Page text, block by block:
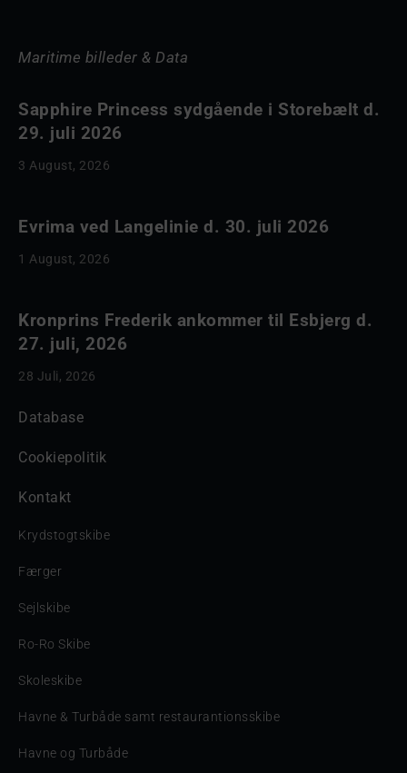
Maritime billeder & Data
Sapphire Princess sydgående i Storebælt d.
29. juli 2026
3 August, 2026
Evrima ved Langelinie d. 30. juli 2026
1 August, 2026
Kronprins Frederik ankommer til Esbjerg d.
27. juli, 2026
28 Juli, 2026
Database
Cookiepolitik
Kontakt
Krydstogtskibe
Færger
Sejlskibe
Ro-Ro Skibe
Skoleskibe
Havne & Turbåde samt restaurantionsskibe
Havne og Turbåde